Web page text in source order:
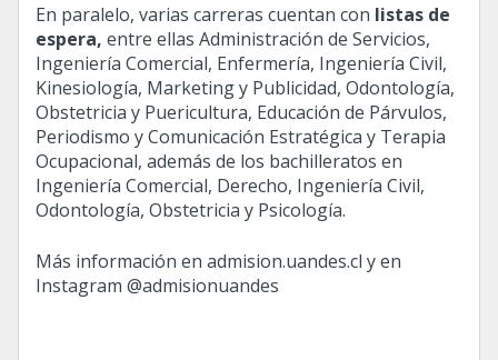
En paralelo, varias carreras cuentan con listas de
espera, entre ellas Administración de Servicios,
Ingeniería Comercial, Enfermería, Ingeniería Civil,
Kinesiología, Marketing y Publicidad, Odontología,
Obstetricia y Puericultura, Educación de Párvulos,
Periodismo y Comunicación Estratégica y Terapia
Ocupacional, además de los bachilleratos en
Ingeniería Comercial, Derecho, Ingeniería Civil,
Odontología, Obstetricia y Psicología.
Más información en admision.uandes.cl y en
Instagram @admisionuandes